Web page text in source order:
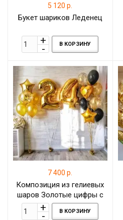
5 120 р.
Букет шариков Леденец
В КОРЗИНУ
7 400 р.
Композиция из гелиевых
шаров Золотые цифры с
фольгированными
звёздами и латексными
В КОРЗИНУ